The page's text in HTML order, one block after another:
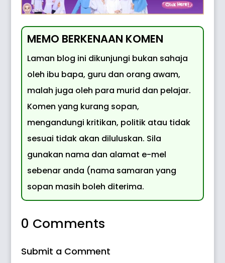
MEMO BERKENAAN KOMEN
Laman blog ini dikunjungi bukan sahaja
oleh ibu bapa, guru dan orang awam,
malah juga oleh para murid dan pelajar.
Komen yang kurang sopan,
mengandungi kritikan, politik atau tidak
sesuai tidak akan diluluskan. Sila
gunakan nama dan alamat e-mel
sebenar anda (nama samaran yang
sopan masih boleh diterima.
0 Comments
Submit a Comment